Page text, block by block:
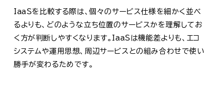
IaaSを比較する際は、個々のサービス仕様を細かく並べ
るよりも、どのような立ち位置のサービスかを理解してお
く方が判断しやすくなります。IaaSは機能差よりも、エコ
システムや運用思想、周辺サービスとの組み合わせで使い
勝手が変わるためです。